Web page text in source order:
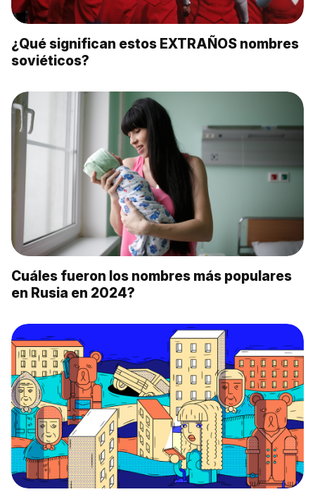
¿Qué significan estos EXTRAÑOS nombres
soviéticos?
Cuáles fueron los nombres más populares
en Rusia en 2024?